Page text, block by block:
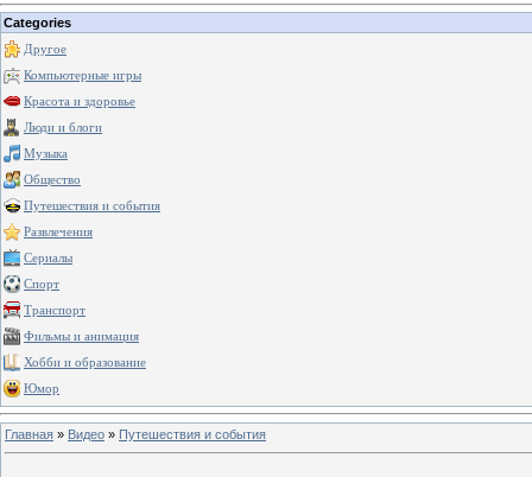
Categories
Другое
Компьютерные игры
Красота и здоровье
Люди и блоги
Музыка
Общество
Путешествия и события
Развлечения
Сериалы
Спорт
Транспорт
Фильмы и анимация
Хобби и образование
Юмор
Главная » Видео » Путешествия и события